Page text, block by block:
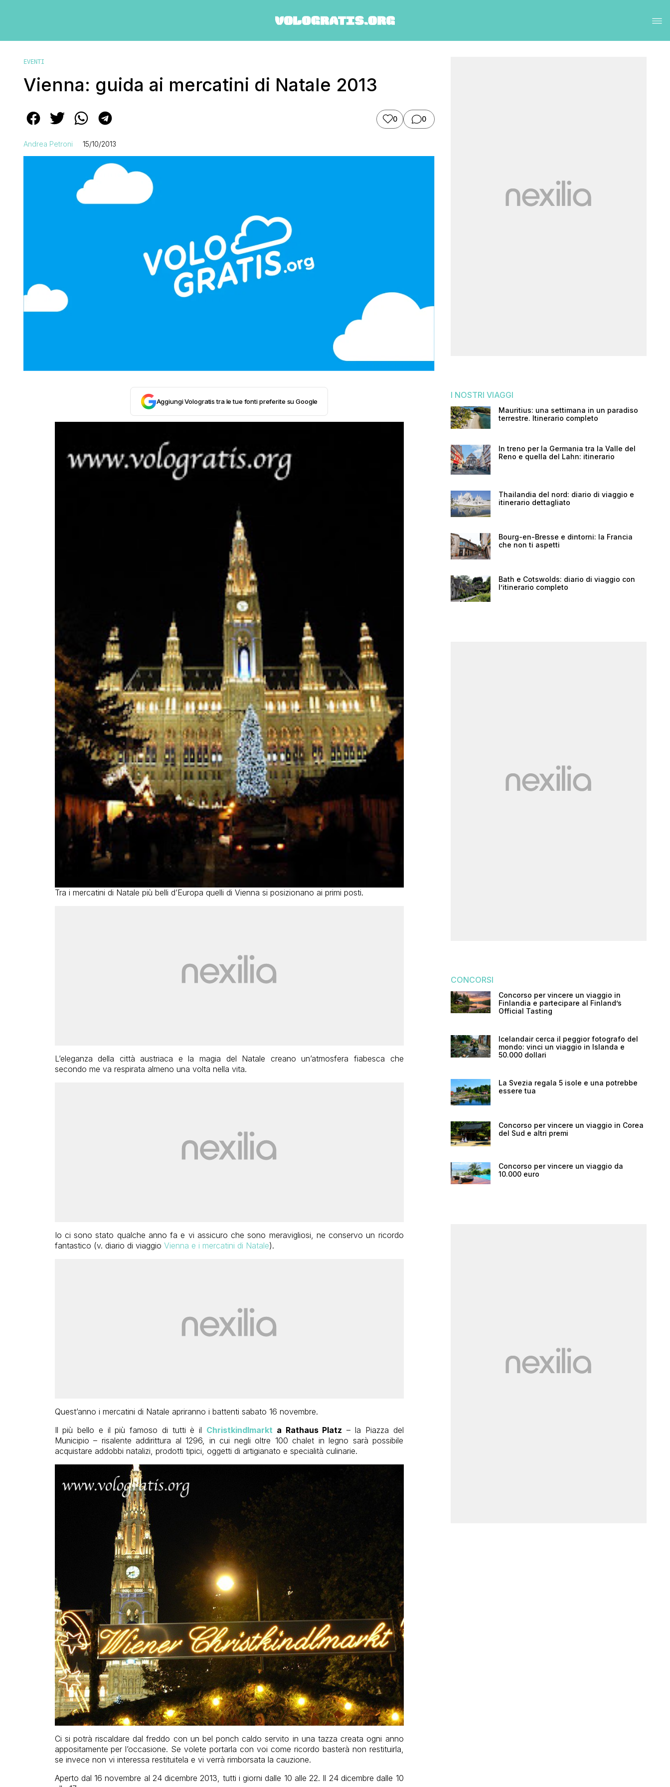
EVENTI
Vienna: guida ai mercatini di Natale 2013
0 0
Andrea Petroni 15/10/2013
Aggiungi Vologratis tra le tue fonti preferite su Google
Tra i mercatini di Natale più belli d’Europa quelli di Vienna si posizionano ai primi posti.
L’eleganza della città austriaca e la magia del Natale creano un’atmosfera fiabesca che
secondo me va respirata almeno una volta nella vita.
Io ci sono stato qualche anno fa e vi assicuro che sono meravigliosi, ne conservo un ricordo
fantastico (v. diario di viaggio Vienna e i mercatini di Natale).
Quest’anno i mercatini di Natale apriranno i battenti sabato 16 novembre.
Il più bello e il più famoso di tutti è il Christkindlmarkt a Rathaus Platz – la Piazza del
Municipio – risalente addirittura al 1296, in cui negli oltre 100 chalet in legno sarà possibile
acquistare addobbi natalizi, prodotti tipici, oggetti di artigianato e specialità culinarie.
Ci si potrà riscaldare dal freddo con un bel ponch caldo servito in una tazza creata ogni anno
appositamente per l’occasione. Se volete portarla con voi come ricordo basterà non restituirla,
se invece non vi interessa restituitela e vi verrà rimborsata la cauzione.
Aperto dal 16 novembre al 24 dicembre 2013, tutti i giorni dalle 10 alle 22. Il 24 dicembre dalle 10
I NOSTRI VIAGGI
Mauritius: una settimana in un paradiso
terrestre. Itinerario completo
In treno per la Germania tra la Valle del
Reno e quella del Lahn: itinerario
Thailandia del nord: diario di viaggio e
itinerario dettagliato
Bourg-en-Bresse e dintorni: la Francia
che non ti aspetti
Bath e Cotswolds: diario di viaggio con
l’itinerario completo
CONCORSI
Concorso per vincere un viaggio in
Finlandia e partecipare al Finland’s
Official Tasting
Icelandair cerca il peggior fotografo del
mondo: vinci un viaggio in Islanda e
50.000 dollari
La Svezia regala 5 isole e una potrebbe
essere tua
Concorso per vincere un viaggio in Corea
del Sud e altri premi
Concorso per vincere un viaggio da
10.000 euro